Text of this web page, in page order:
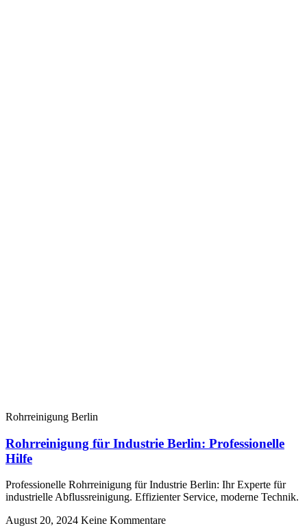
Rohrreinigung Berlin
Rohrreinigung für Industrie Berlin: Professionelle
Hilfe
Professionelle Rohrreinigung für Industrie Berlin: Ihr Experte für
industrielle Abflussreinigung. Effizienter Service, moderne Technik.
August 20, 2024 Keine Kommentare